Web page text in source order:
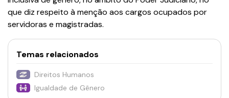
que diz respeito à menção aos cargos ocupados por
servidoras e magistradas.
Temas relacionados
Direitos Humanos
Igualdade de Gênero